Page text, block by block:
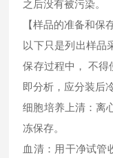
之后没有被污染。
【样品的准备和保
以下只是列出样品
保存过程中， 不得
即分析，应分装后
细胞培养上清：离
冻保存。
血清：用干净试管